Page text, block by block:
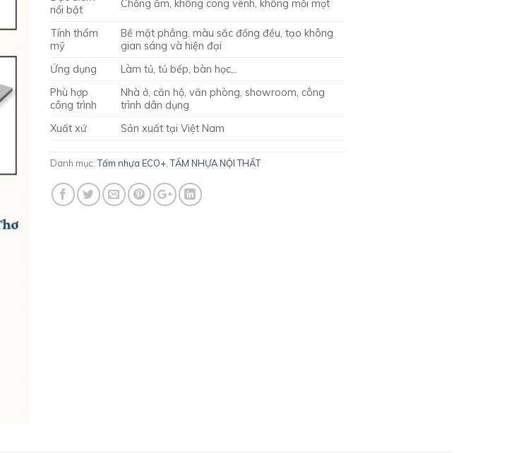
nổi bật
Chống ẩm, không cong vênh, không mối mọt
Tính thẩm
mỹ
Bề mặt phẳng, màu sắc đồng đều, tạo không
gian sáng và hiện đại
Ứng dụng
Làm tủ, tủ bếp, bàn học,..
Phù hợp
công trình
Nhà ở, căn hộ, văn phòng, showroom, công
trình dân dụng
Xuất xứ
Sản xuất tại Việt Nam
Danh mục:Tấm nhựa ECO+ ,TẤM NHỰA NỘI THẤT